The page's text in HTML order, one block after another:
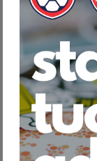
Password
Nome